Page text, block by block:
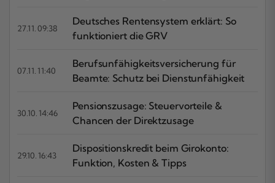
27.11. 09:38
Deutsches Rentensystem erklärt: So
funktioniert die GRV
07.11. 11:40
Berufsunfähigkeitsversicherung für
Beamte: Schutz bei Dienstunfähigkeit
30.10. 14:46
Pensionszusage: Steuervorteile &
Chancen der Direktzusage
29.10. 16:43
Dispositionskredit beim Girokonto:
Funktion, Kosten & Tipps